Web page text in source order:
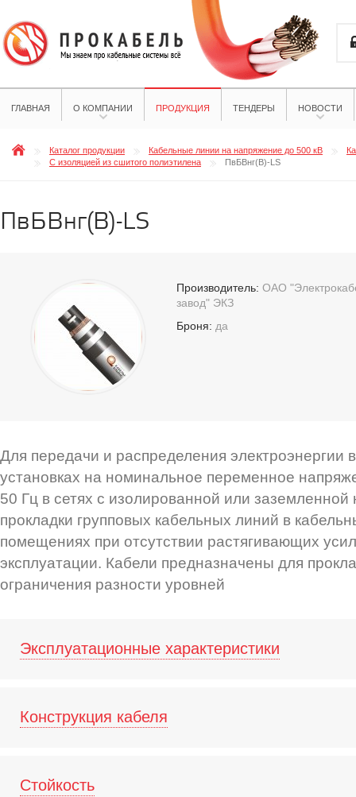
ГЛАВНАЯ О КОМПАНИИ ПРОДУКЦИЯ ТЕНДЕРЫ НОВОСТИ
Каталог продукции Кабельные линии на напряжение до 500 кВ
С изоляцией из сшитого полиэтилена
ПвБВнг(B)-LS
ПвБВнг(B)-LS
Производитель: ОАО
завод" ЭКЗ
Броня: да
Для передачи и распределения электроэнергии
установках на номинальное переменное
50 Гц в сетях с изолированной или
прокладки групповых кабельных линий в
помещениях при отсутствии растягивающих
эксплуатации. Кабели предназначены для
ограничения разности уровней
Эксплуатационные характеристики
Конструкция кабеля
Стойкость